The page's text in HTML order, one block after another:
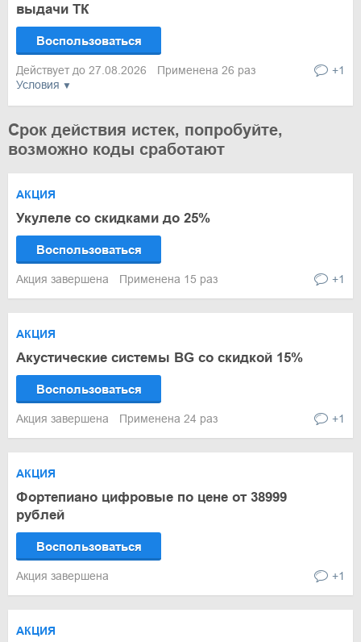
Условия
выдачи ТК
Воспользоваться
Действует до 27.08.2026 Применена 26 раз +1
Срок действия истек, попробуйте,
возможно коды сработают
АКЦИЯ
Укулеле со скидками до 25%
Воспользоваться
Акция завершена Применена 15 раз +1
АКЦИЯ
Акустические системы BG со скидкой 15%
Воспользоваться
Акция завершена Применена 24 раз +1
АКЦИЯ
Фортепиано цифровые по цене от 38999
рублей
Воспользоваться
Акция завершена +1
АКЦИЯ